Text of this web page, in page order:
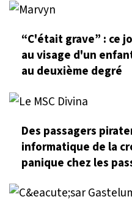
“C'était grave” : ce
au visage d'un
au deuxième degré
Des passagers
informatique de la
panique chez les